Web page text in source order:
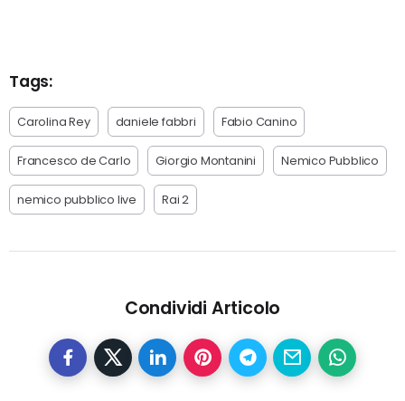
Tags:
Carolina Rey daniele fabbri Fabio Canino
Francesco de Carlo Giorgio Montanini Nemico Pubblico
nemico pubblico live Rai 2
Condividi Articolo